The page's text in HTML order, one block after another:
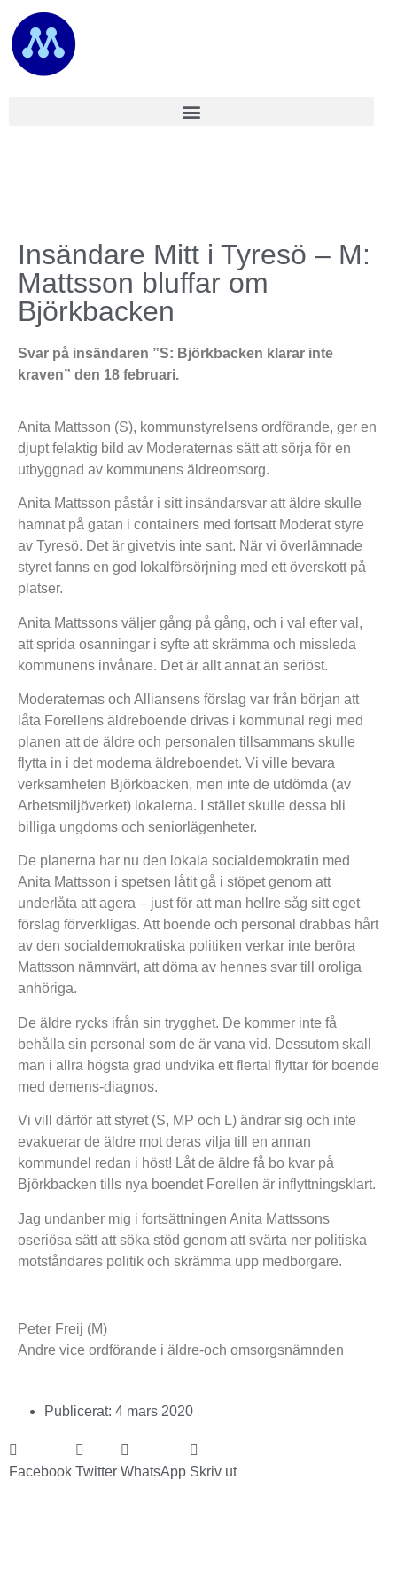
Insändare Mitt i Tyresö – M:
Mattsson bluffar om
Björkbacken
Svar på insändaren ”S: Björkbacken klarar inte
kraven” den 18 februari.
Anita Mattsson (S), kommunstyrelsens ordförande, ger en
djupt felaktig bild av Moderaternas sätt att sörja för en
utbyggnad av kommunens äldreomsorg.
Anita Mattsson påstår i sitt insändarsvar att äldre skulle
hamnat på gatan i containers med fortsatt Moderat styre
av Tyresö. Det är givetvis inte sant. När vi överlämnade
styret fanns en god lokalförsörjning med ett överskott på
platser.
Anita Mattssons väljer gång på gång, och i val efter val,
att sprida osanningar i syfte att skrämma och missleda
kommunens invånare. Det är allt annat än seriöst.
Moderaternas och Alliansens förslag var från början att
låta Forellens äldreboende drivas i kommunal regi med
planen att de äldre och personalen tillsammans skulle
flytta in i det moderna äldreboendet. Vi ville bevara
verksamheten Björkbacken, men inte de utdömda (av
Arbetsmiljöverket) lokalerna. I stället skulle dessa bli
billiga ungdoms och seniorlägenheter.
De planerna har nu den lokala socialdemokratin med
Anita Mattsson i spetsen låtit gå i stöpet genom att
underlåta att agera – just för att man hellre såg sitt eget
förslag förverkligas. Att boende och personal drabbas hårt
av den socialdemokratiska politiken verkar inte beröra
Mattsson nämnvärt, att döma av hennes svar till oroliga
anhöriga.
De äldre rycks ifrån sin trygghet. De kommer inte få
behålla sin personal som de är vana vid. Dessutom skall
man i allra högsta grad undvika ett flertal flyttar för boende
med demens-diagnos.
Vi vill därför att styret (S, MP och L) ändrar sig och inte
evakuerar de äldre mot deras vilja till en annan
kommundel redan i höst! Låt de äldre få bo kvar på
Björkbacken tills nya boendet Forellen är inflyttningsklart.
Jag undanber mig i fortsättningen Anita Mattssons
oseriösa sätt att söka stöd genom att svärta ner politiska
motståndares politik och skrämma upp medborgare.
Peter Freij (M)
Andre vice ordförande i äldre-och omsorgsnämnden
Publicerat: 4 mars 2020
Facebook Twitter WhatsApp Skriv ut